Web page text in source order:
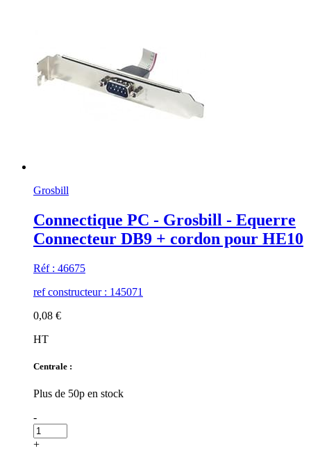
Grosbill
Connectique PC - Grosbill - Equerre
Connecteur DB9 + cordon pour HE10
Réf : 46675
ref constructeur : 145071
0,08 €
HT
Centrale :
Plus de 50p en stock
-
+